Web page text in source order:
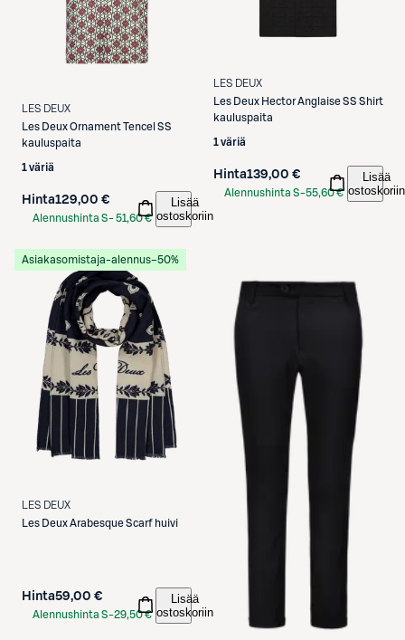
LES DEUX
Les DeuxOrnament Tencel SS
kauluspaita
1 väriä
Hinta129,00 €
Alennushinta S-51,60 €
Lisää
ostoskoriin
LES DEUX
Les Deux Hector Anglaise SS Shirt
kauluspaita
1 väriä
Hinta139,00 €
Alennushinta S-55,60 €
Lisää
ostoskoriin
Asiakasomistaja-alennus−50%
LES DEUX
Les DeuxArabesque Scarf huivi
Hinta59,00 €
Alennushinta S-29,50 €
Lisää
ostoskoriin